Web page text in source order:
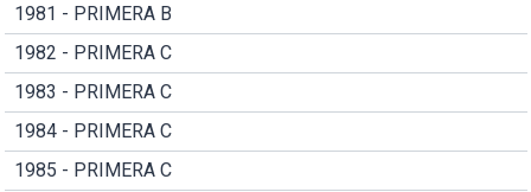
1981 - PRIMERA B
1982 - PRIMERA C
1983 - PRIMERA C
1984 - PRIMERA C
1985 - PRIMERA C